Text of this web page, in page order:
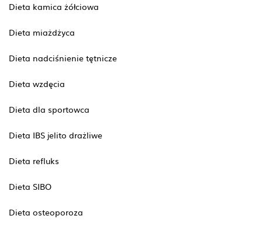
Dieta kamica żółciowa
Dieta miażdżyca
Dieta nadciśnienie tętnicze
Dieta wzdęcia
Dieta dla sportowca
Dieta IBS jelito drażliwe
Dieta refluks
Dieta SIBO
Dieta osteoporoza